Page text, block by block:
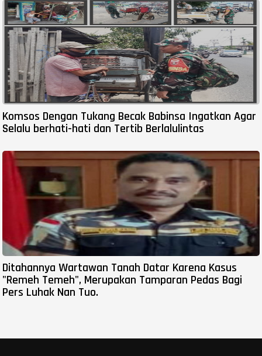
Komsos Dengan Tukang Becak Babinsa Ingatkan Agar
Selalu berhati-hati dan Tertib Berlalulintas
Ditahannya Wartawan Tanah Datar Karena Kasus
"Remeh Temeh", Merupakan Tamparan Pedas Bagi
Pers Luhak Nan Tuo.